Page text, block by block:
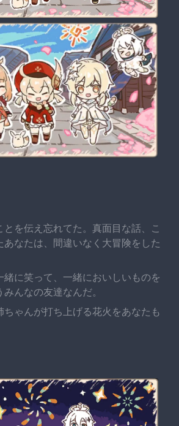
とを伝え忘れてた。真面目な話、こ
あなたは、間違いなく大冒険をした
緒に笑って、一緒においしいものを
んなの友達なんだ。
ちゃんが打ち上げる花火をあなたも